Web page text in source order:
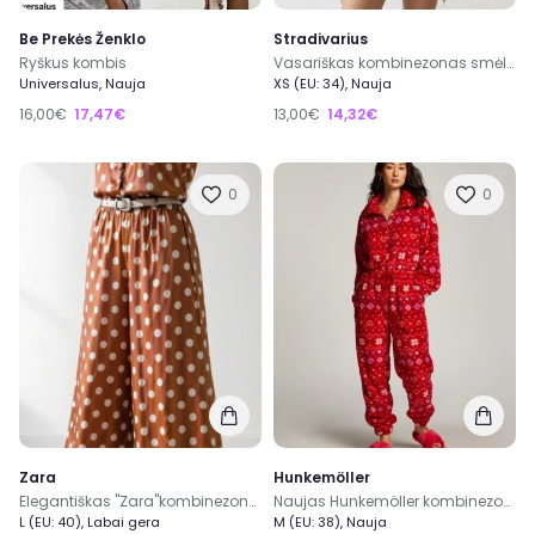
Be Prekės Ženklo
Ryškus kombis
Universalus, Nauja
16,00€ 17,47€
Stradivarius
Vasariškas kombinezonas smėlio spalvos
XS (EU: 34), Nauja
13,00€ 14,32€
0
Zara
Elegantiškas "Zara"kombinezonas šokolado spalvos M-L
L (EU: 40), Labai gera
0
Hunkemöller
Naujas Hunkemöller kombinezonas - šiltukas M
M (EU: 38), Nauja